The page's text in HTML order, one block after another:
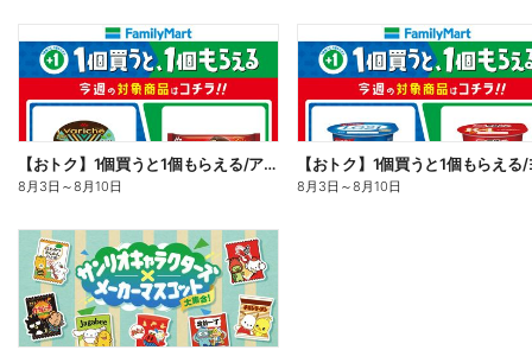
【おトク】1個買うと1個もらえる/アイス
8月3日 ～8月10日 8月3日 ～8月10日